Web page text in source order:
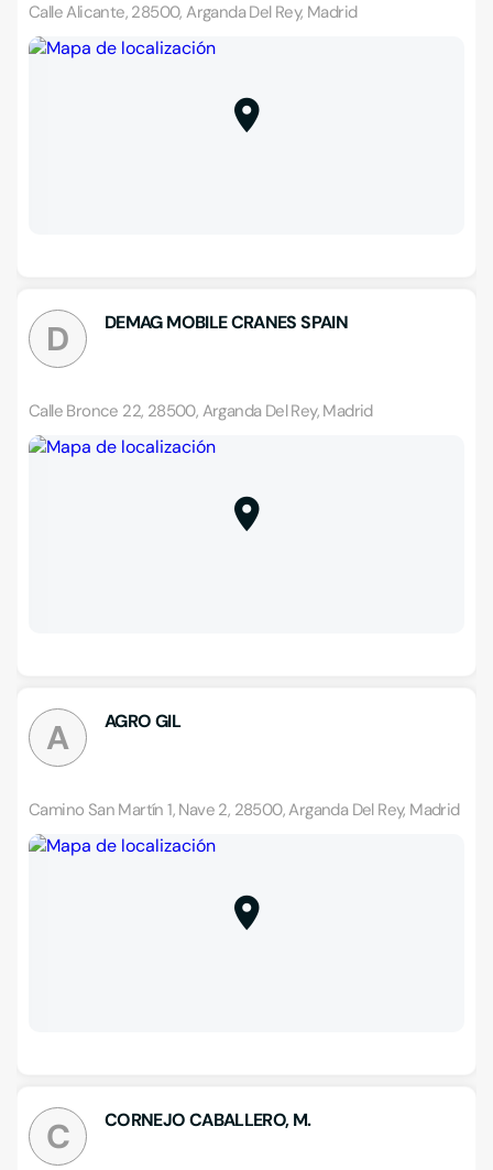
Calle Alicante, 28500, Arganda Del Rey, Madrid
D DEMAG MOBILE CRANES SPAIN
Calle Bronce 22, 28500, Arganda Del Rey, Madrid
A AGRO GIL
Camino San Martín 1, Nave 2, 28500, Arganda Del Rey, Madrid
C CORNEJO CABALLERO, M.